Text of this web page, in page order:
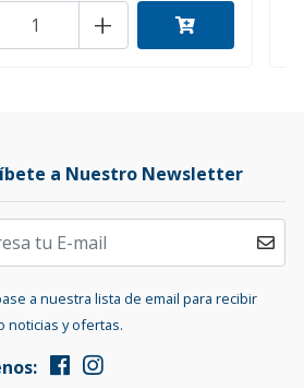
+
a Nuestro Newsletter
a nuestra lista de email para recibir
noticias y ofertas.